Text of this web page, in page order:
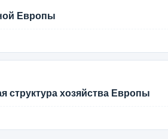
Европы
структура хозяйства Европы